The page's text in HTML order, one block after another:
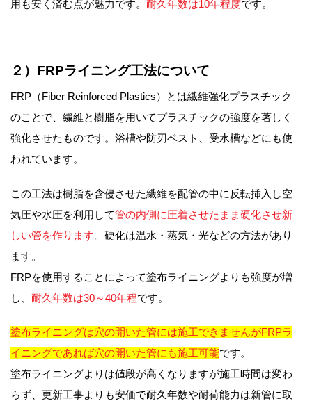
用も安く済む点が魅力です。 耐久年数は10年程度です。
２）FRPライニング工法について
FRP（Fiber Reinforced Plastics）とは繊維強化プラスチック
のことで、繊維と樹脂を用いてプラスチックの強度を著しく
強化させたものです。浴槽や防刃ベスト、受水槽などにも使
われています。
この工法は樹脂を含侵させた繊維を配管の中に反転挿入し空
気圧や水圧を利用して管の内側に圧着させたまま硬化させ新
しい管を作ります。硬化は温水・蒸気・光などの方法があり
ます。
FRPを使用することによって塗布ライニングよりも強度が増
し、 耐久年数は30～40年程です。
塗布ライニングは穴の開いた管には施工できませんがFRPラ
イニングであれば穴の開いた管にも施工可能です。
塗布ライニングよりは値段が高くなりますが施工時間は変わ
らず、更新工事よりも安価で耐久年数や耐荷能力は新管に取